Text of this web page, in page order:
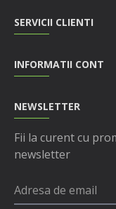
SERVICII CLIENTI
INFORMATII CONT
NEWSLETTER
Fii la curent cu
newsletter